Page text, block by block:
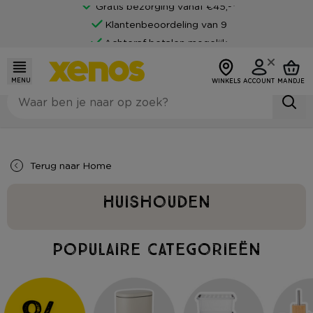
Gratis bezorging vanaf €45,-*
Klantenbeoordeling van 9
Achteraf betalen mogelijk
MENU WINKELS ACCOUNT MANDJE
Terug naar Home
Huishouden
Populaire categorieën